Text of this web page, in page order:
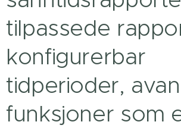
tilpassede
konfigurerbar
tidperioder,
funksjoner som